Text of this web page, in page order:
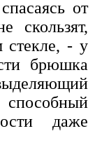
от
скользят,
стекле, - у
брюшка
даже